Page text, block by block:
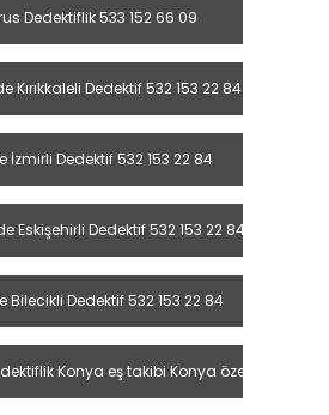
Dedektiflik 533 152 66 09
Kırıkkaleli Dedektif 532 153 22 84
İzmirli Dedektif 532 153 22 84
Eskişehirli Dedektif 532 153 22 84
Bilecikli Dedektif 532 153 22 84
Konya eş takibi Konya özel dedektif